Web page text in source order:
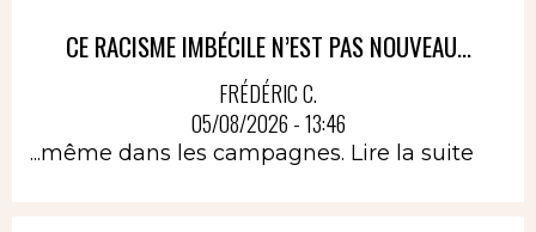
CE RACISME IMBÉCILE N’EST PAS NOUVEAU...
FRÉDÉRIC C.
05/08/2026 - 13:46
...même dans les campagnes. Lire la suite